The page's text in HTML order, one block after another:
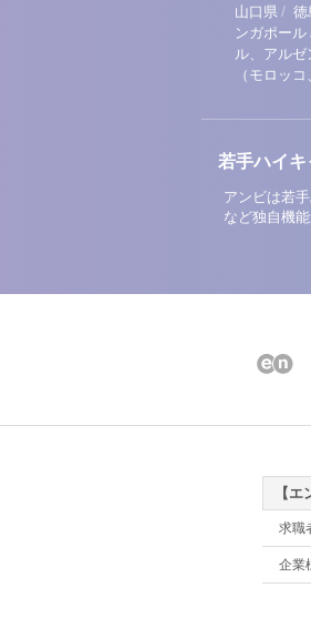
山口県 / 徳
ンガポール
ル、アルゼ
（モロッ
若手ハイ
アンビは若
など独自機
【
求職
企業